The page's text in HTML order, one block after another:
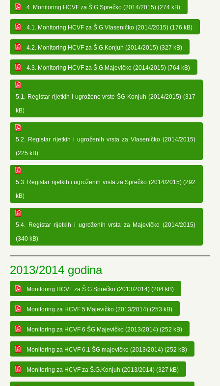
4. Monitoring HCVF za Š.G.Sprečko (2014/2015) (274 kB)
4.1. Monitoring HCVF za Š.G.Vlaseničko (2014/2015) (176 kB)
4.2. Monitoring HCVF za Š.G.Konjuh (2014/2015) (327 kB)
4.3. Monitoring HCVF za Š.G.Majevičko (2014/2015) (764 kB)
5.1. Registar rijetkih i ugrožene vrste ŠG Konjuh (2014/2015) (317
kB)
5.2. Registar rijetkih i ugroženih vrsta za Vlaseničko (2014/2015)
(225 kB)
5.3. Registar rijetkih i ugroženih vrsta za Sprečko (2014/2015) (292
kB)
5.4. Registar rijetkih i ugroženih vrsta za Majevičko (2014/2015)
(340 kB)
2013/2014 godina
Monitoring HCVF za Š.G.Sprečko (2013/2014) (204 kB)
Monitoring za HCVF 5 Majevičko (2013/2014) (253 kB)
Monitoring za HCVF 6 ŠG Majevičko (2013/2014) (252 kB)
Monitoring za HCVF 6.1 ŠG majevičko (2013/2014) (252 kB)
Monitoring za HCVF za Š.G.Konjuh (2013/2014) (327 kB)